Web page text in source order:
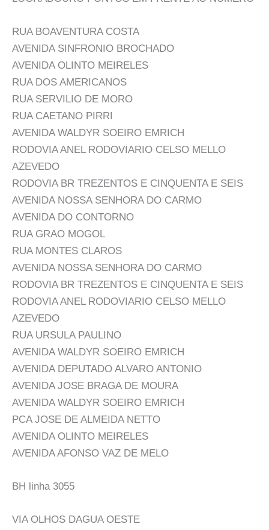
RUA BOAVENTURA COSTA
AVENIDA SINFRONIO BROCHADO
AVENIDA OLINTO MEIRELES
RUA DOS AMERICANOS
RUA SERVILIO DE MORO
RUA CAETANO PIRRI
AVENIDA WALDYR SOEIRO EMRICH
RODOVIA ANEL RODOVIARIO CELSO MELLO
AZEVEDO
RODOVIA BR TREZENTOS E CINQUENTA E SEIS
AVENIDA NOSSA SENHORA DO CARMO
AVENIDA DO CONTORNO
RUA GRAO MOGOL
RUA MONTES CLAROS
AVENIDA NOSSA SENHORA DO CARMO
RODOVIA BR TREZENTOS E CINQUENTA E SEIS
RODOVIA ANEL RODOVIARIO CELSO MELLO
AZEVEDO
RUA URSULA PAULINO
AVENIDA WALDYR SOEIRO EMRICH
AVENIDA DEPUTADO ALVARO ANTONIO
AVENIDA JOSE BRAGA DE MOURA
AVENIDA WALDYR SOEIRO EMRICH
PCA JOSE DE ALMEIDA NETTO
AVENIDA OLINTO MEIRELES
AVENIDA AFONSO VAZ DE MELO
BH linha 3055
VIA OLHOS DAGUA OESTE